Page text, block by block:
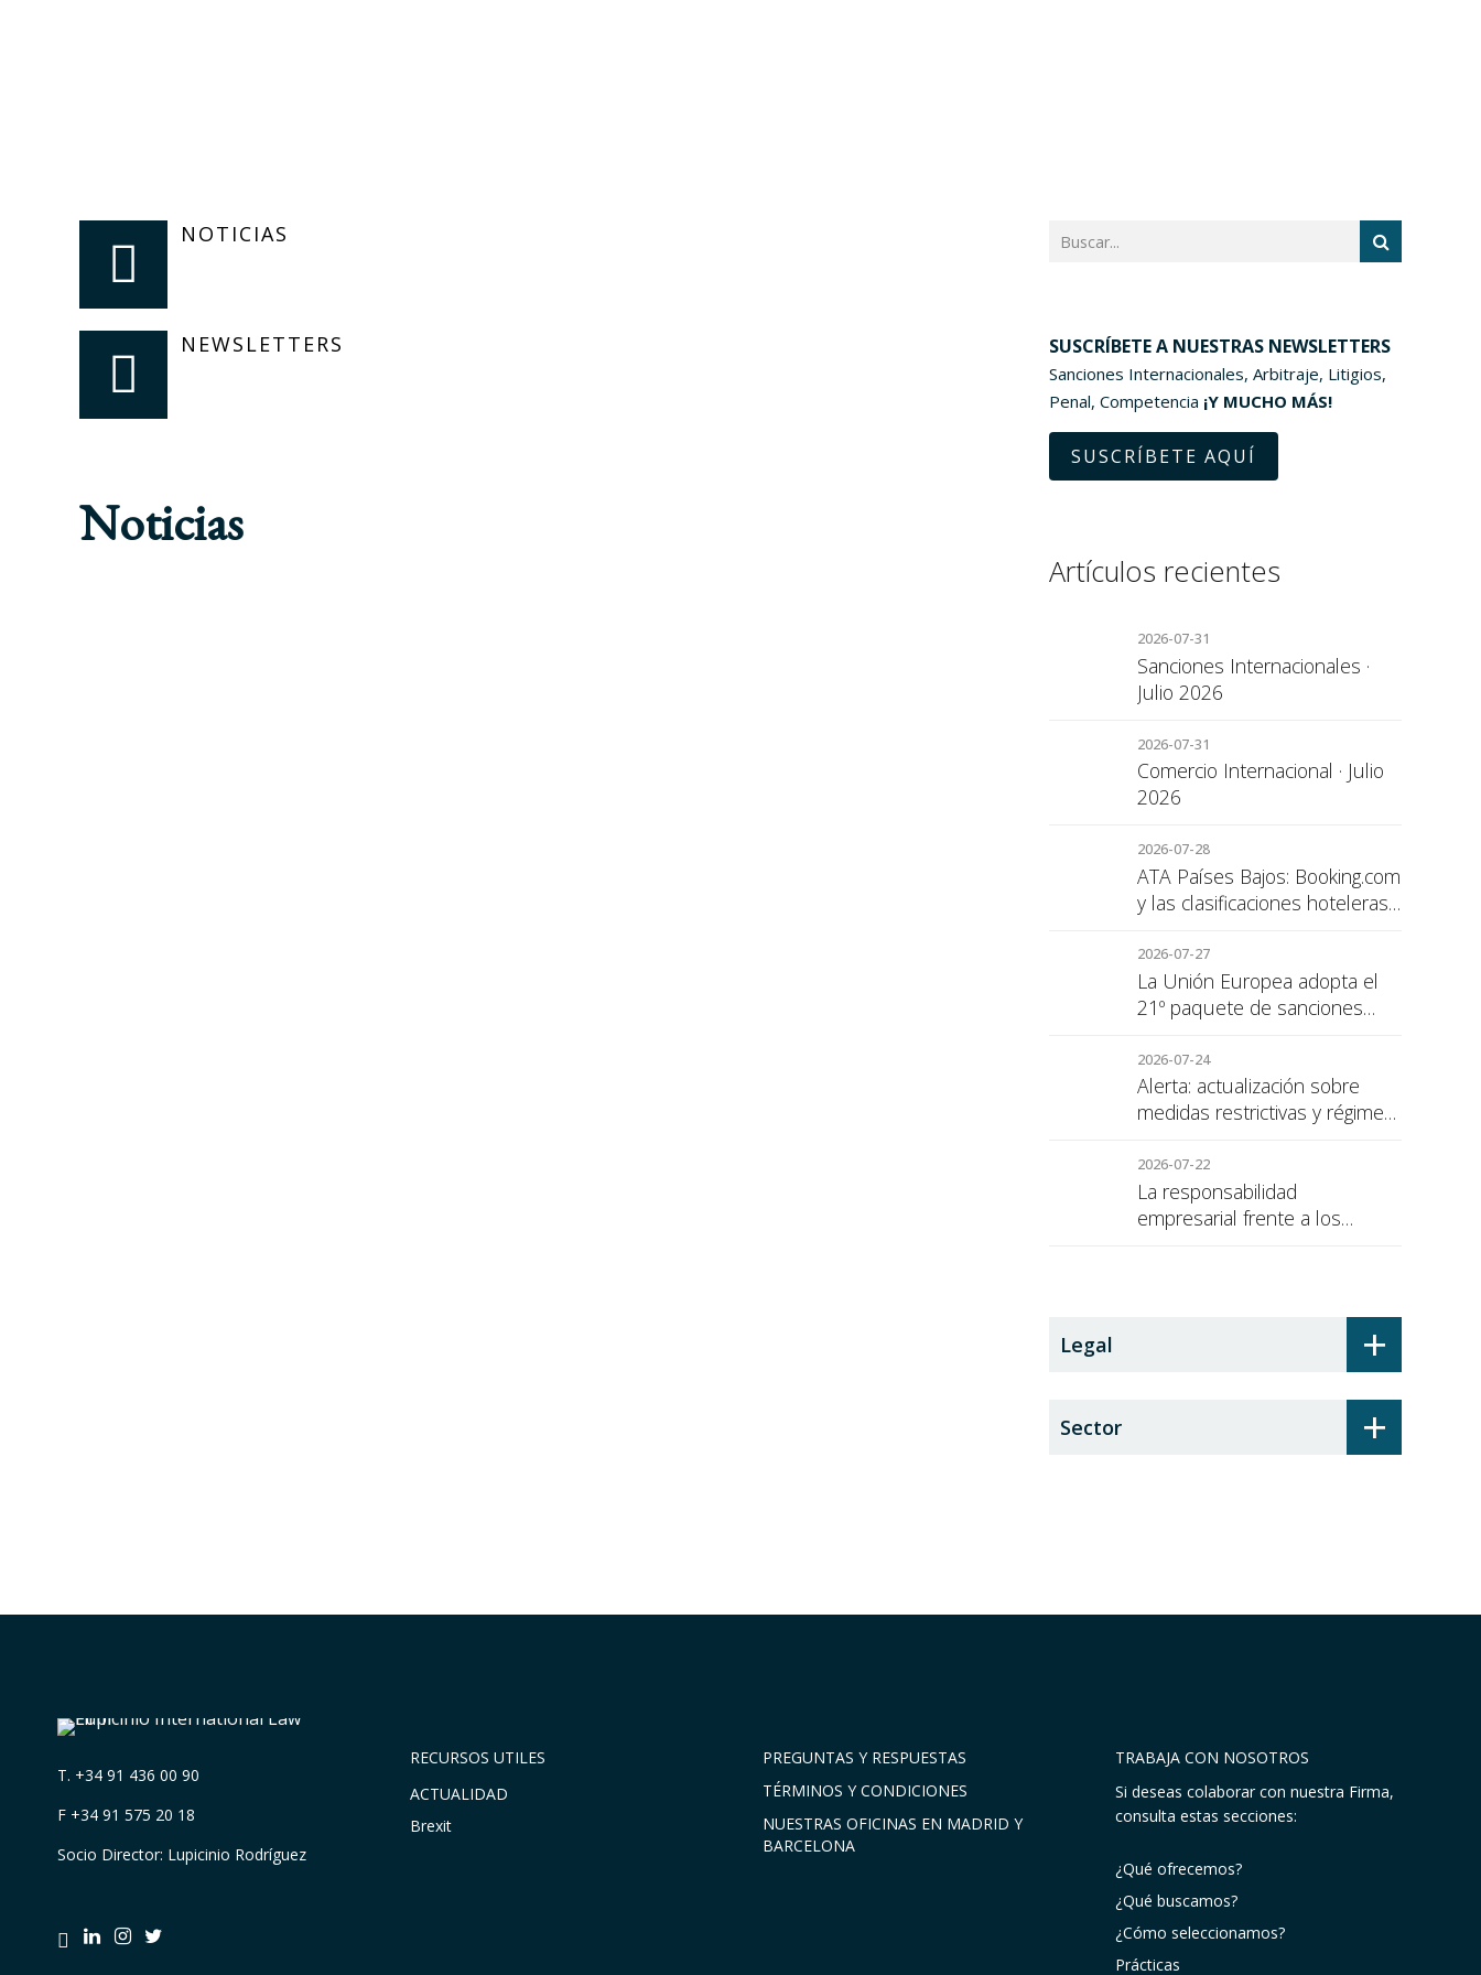
NOTICIAS
NEWSLETTERS
Noticias
SUSCRÍBETE A NUESTRAS NEWSLETTERS
Sanciones Internacionales, Arbitraje, Litigios,
Penal, Competencia ¡Y MUCHO MÁS!
SUSCRÍBETE AQUÍ
Artículos recientes
2026-07-31
Sanciones Internacionales ·
Julio 2026
2026-07-31
Comercio Internacional · Julio
2026
2026-07-28
ATA Países Bajos: Booking.com
y las clasificaciones hoteleras,
para el consumidor
2026-07-27
La Unión Europea adopta el
21º paquete de sanciones
2026-07-24
Alerta: actualización sobre
medidas restrictivas y régimen
2026-07-22
La responsabilidad
empresarial frente a los
+
Legal
+
Sector
T. +34 91 436 00 90
F +34 91 575 20 18
Socio Director: Lupicinio Rodríguez
RECURSOS UTILES
ACTUALIDAD
Brexit
PREGUNTAS Y RESPUESTAS
TÉRMINOS Y CONDICIONES
NUESTRAS OFICINAS EN MADRID Y
BARCELONA
TRABAJA CON NOSOTROS
Si deseas colaborar con nuestra Firma,
consulta estas secciones:
¿Qué ofrecemos?
¿Qué buscamos?
¿Cómo seleccionamos?
Prácticas